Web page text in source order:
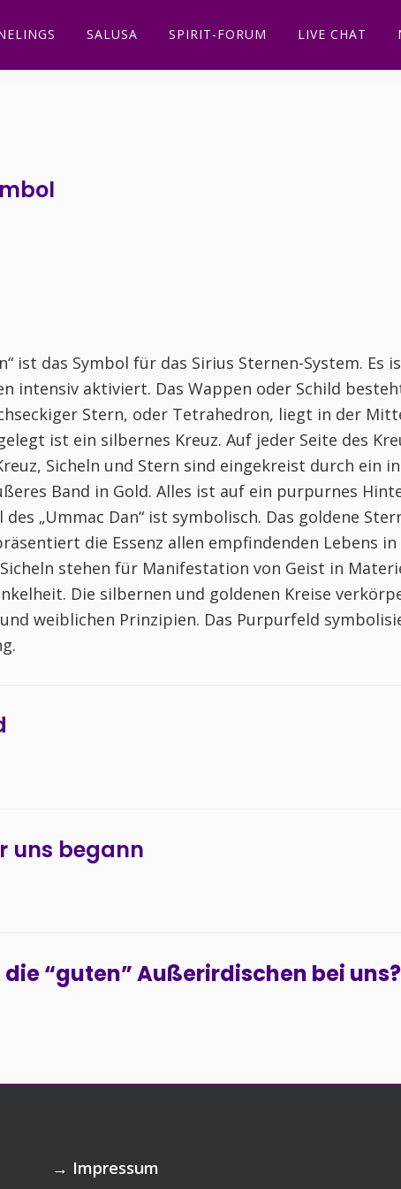
SALUSA SPIRIT-FORUM LIVE CHAT
ist das Symbol für das Sirius Sternen-System. Es
intensiv aktiviert. Das Wappen oder Schild
Stern, oder Tetrahedron, liegt in der
ist ein silbernes Kreuz. Auf jeder Seite des
Sicheln und Stern sind eingekreist durch ein
Band in Gold. Alles ist auf ein purpurnes
des „Ummac Dan“ ist symbolisch. Das goldene
die Essenz allen empfindenden Lebens in
stehen für Manifestation von Geist in
Die silbernen und goldenen Kreise
weiblichen Prinzipien. Das Purpurfeld
uns begann
die “guten” Außerirdischen bei uns?
→ Impressum